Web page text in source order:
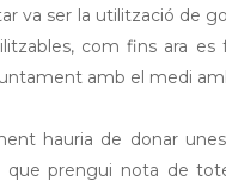
va ser la utilització de
com fins ara es
amb el medi
hauria de donar
que prengui nota de